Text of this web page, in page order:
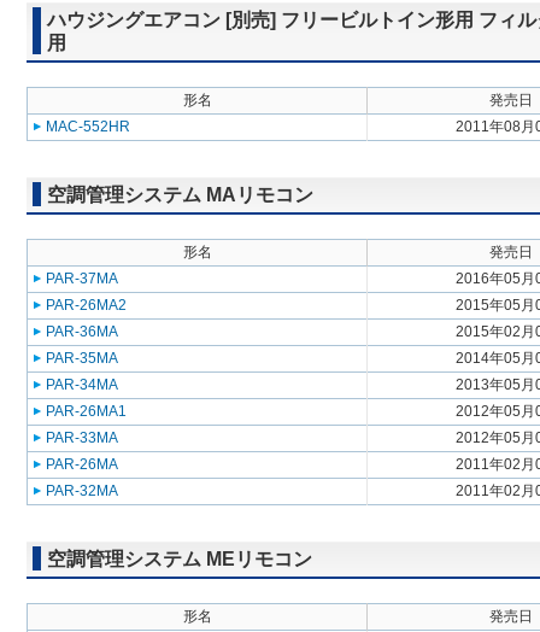
ハウジングエアコン [別売] フリービルトイン形用 フィ
用
形名
発売日
MAC-552HR
2011年08月
空調管理システム MAリモコン
形名
発売日
PAR-37MA
2016年05月
PAR-26MA2
2015年05月
PAR-36MA
2015年02月
PAR-35MA
2014年05月
PAR-34MA
2013年05月
PAR-26MA1
2012年05月
PAR-33MA
2012年05月
PAR-26MA
2011年02月
PAR-32MA
2011年02月
空調管理システム MEリモコン
形名
発売日